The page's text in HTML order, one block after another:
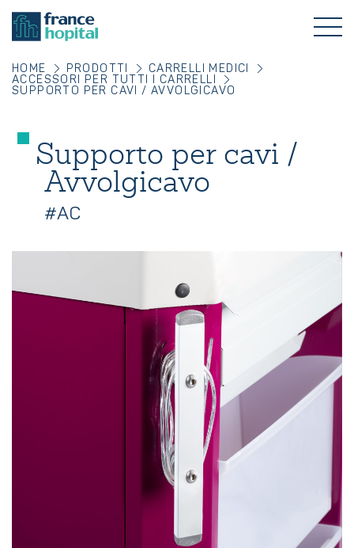
HOME PRODOTTI
CARRELLI MEDICI
ACCESSORI PER TUTTI I CARRELLI
SUPPORTO PER CAVI / AVVOLGICAVO
Supporto per cavi /
Avvolgicavo
#AC